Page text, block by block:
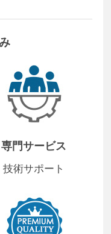
専門サービス
技術サポート